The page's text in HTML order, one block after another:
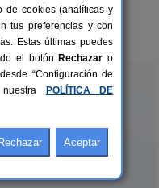
20 pers.
desde25 €
de cookies (analíticas y
tus preferencias y con
Estas últimas puedes
el botón Rechazar o
“Configuración de
POLÍTICA DE